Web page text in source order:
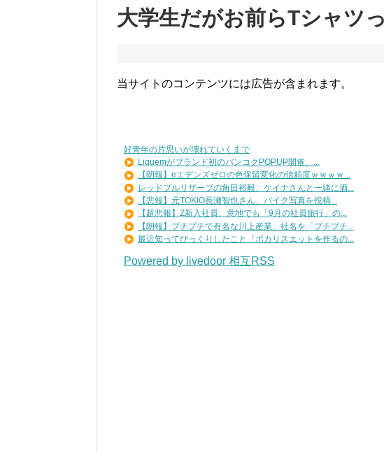
大学生だがお前らTシャツ
当サイトのコンテンツには広告が含まれます。
好青年の片思いが壊れていくまで
Liquemがブランド初のバンコクPOPUP開催、...
【朗報】eエデンズゼロの色保留変化の信頼度ｗｗｗｗ...
レッドブルリザーブの角田裕毅、ケイナさんと一緒に酒...
【悲報】元TOKIO長瀬智也さん、バイク写真を投稿...
【超悲報】Z新入社員、意地でも「9月の社員旅行」の...
【朗報】プチプチで有名な川上産業、社名を「プチプチ...
最近知ってびっくりしたこと『ポカリスエットを作るの...
Powered by livedoor 相互RSS